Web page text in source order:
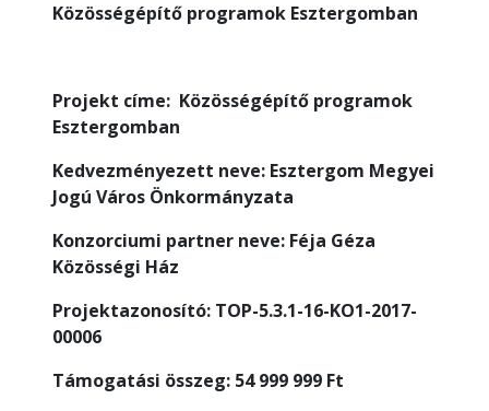
Közösségépítő programok Esztergomban
Projekt címe: Közösségépítő programok
Esztergomban
Kedvezményezett neve: Esztergom Megyei
Jogú Város Önkormányzata
Konzorciumi partner neve: Féja Géza
Közösségi Ház
Projektazonosító: TOP-5.3.1-16-KO1-2017-
00006
Támogatási összeg: 54 999 999 Ft